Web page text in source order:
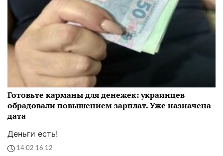
Готовьте карманы для денежек: украинцев
обрадовали повышением зарплат. Уже назначена
дата
Деньги есть!
14:02 16.12